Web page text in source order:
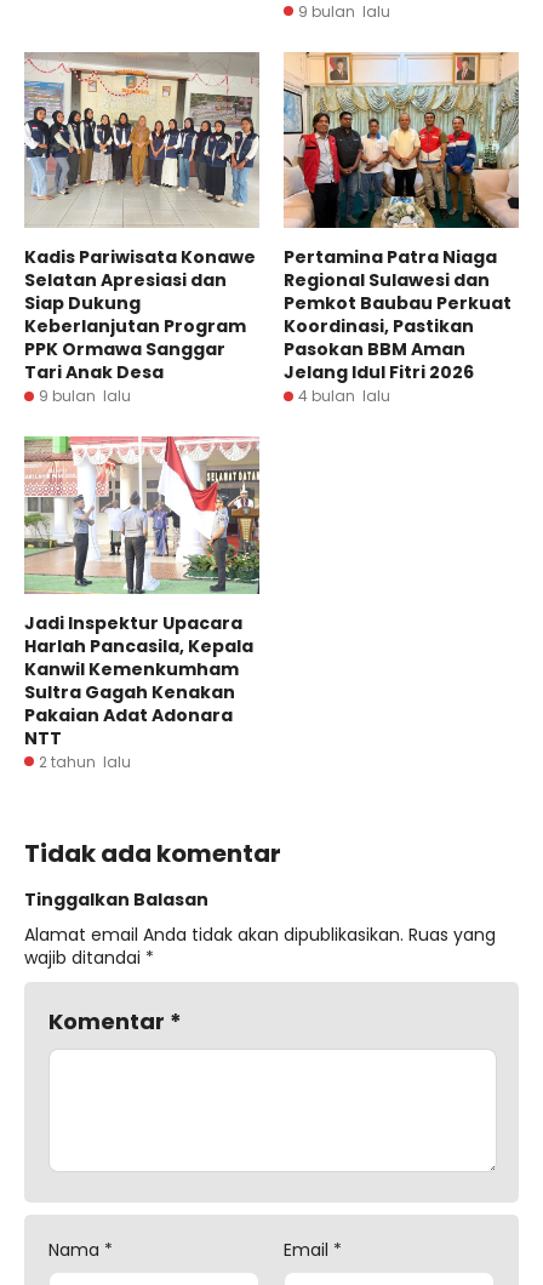
9 bulan lalu
Kadis Pariwisata Konawe
Selatan Apresiasi dan
Siap Dukung
Keberlanjutan Program
PPK Ormawa Sanggar
Tari Anak Desa
9 bulan lalu
Pertamina Patra Niaga
Regional Sulawesi dan
Pemkot Baubau Perkuat
Koordinasi, Pastikan
Pasokan BBM Aman
Jelang Idul Fitri 2026
4 bulan lalu
Jadi Inspektur Upacara
Harlah Pancasila, Kepala
Kanwil Kemenkumham
Sultra Gagah Kenakan
Pakaian Adat Adonara
NTT
2 tahun lalu
Tidak ada komentar
Tinggalkan Balasan
Alamat email Anda tidak akan dipublikasikan. Ruas yang
wajib ditandai *
Komentar *
Nama * Email *